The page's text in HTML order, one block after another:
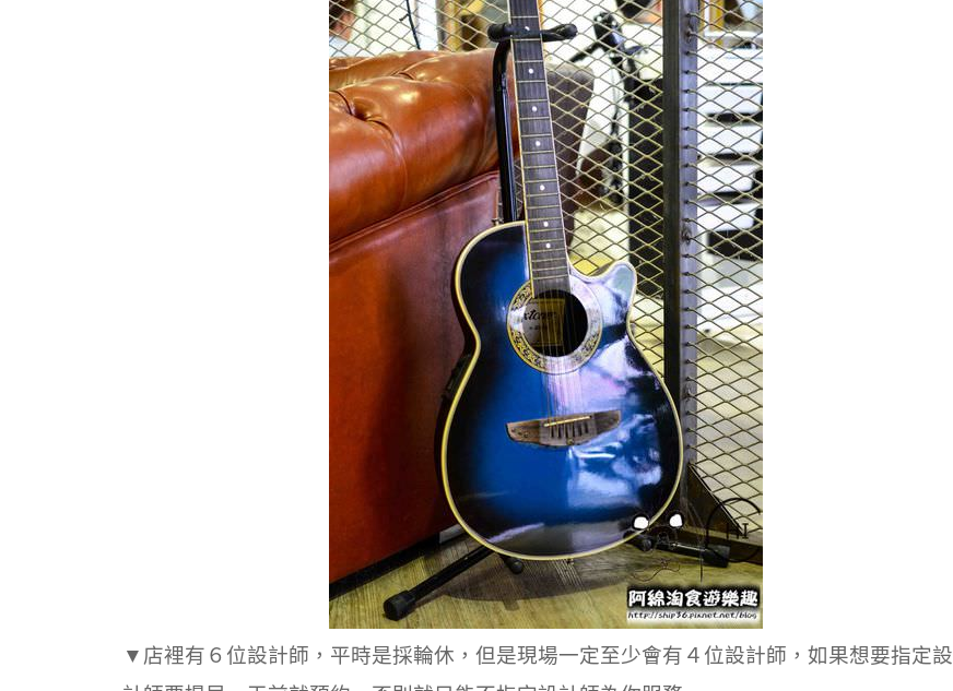
▼店裡有６位設計師，平時是採輪休，但是現場一定至少會有４位設計師，如果想要指定設